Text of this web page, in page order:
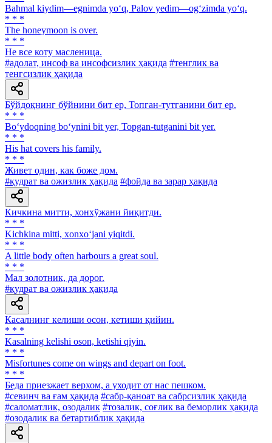
Bahmal kiydim—egnimda yo‘q, Palov yedim—og‘zimda yo‘q.
* * *
The honeymoon is over.
* * *
He все коту масленица.
#адолат, инсоф ва инсофсизлик ҳақида #тенглик ва
тенгсизлик ҳақида
Бўйдоқнинг бўйнини бит ер, Топган-тутганини бит ер.
* * *
Bo‘ydoqning bo‘ynini bit yer, Topgan-tutganini bit yer.
* * *
His hat covers his family.
* * *
Живет один, как боже дом.
#қудрат ва ожизлик ҳақида #фойда ва зарар ҳақида
Кичкина митти, хонхўжани йиқитди.
* * *
Kichkina mitti, xonxo‘jani yiqitdi.
* * *
A little body often harbours a great soul.
* * *
Мал золотник, да дорог.
#қудрат ва ожизлик ҳақида
Касалнинг келиши осон, кетиши қийин.
* * *
Kasalning kelishi oson, ketishi qiyin.
* * *
Misfortunes come on wings and depart on foot.
* * *
Беда приезжает верхом, а уходит от нас пешком.
#севинч ва ғам ҳақида #сабр-қаноат ва сабрсизлик ҳақида
#саломатлик, озодалик #тозалик, соғлик ва беморлик ҳақида
#озодалик ва бетартиблик ҳақида